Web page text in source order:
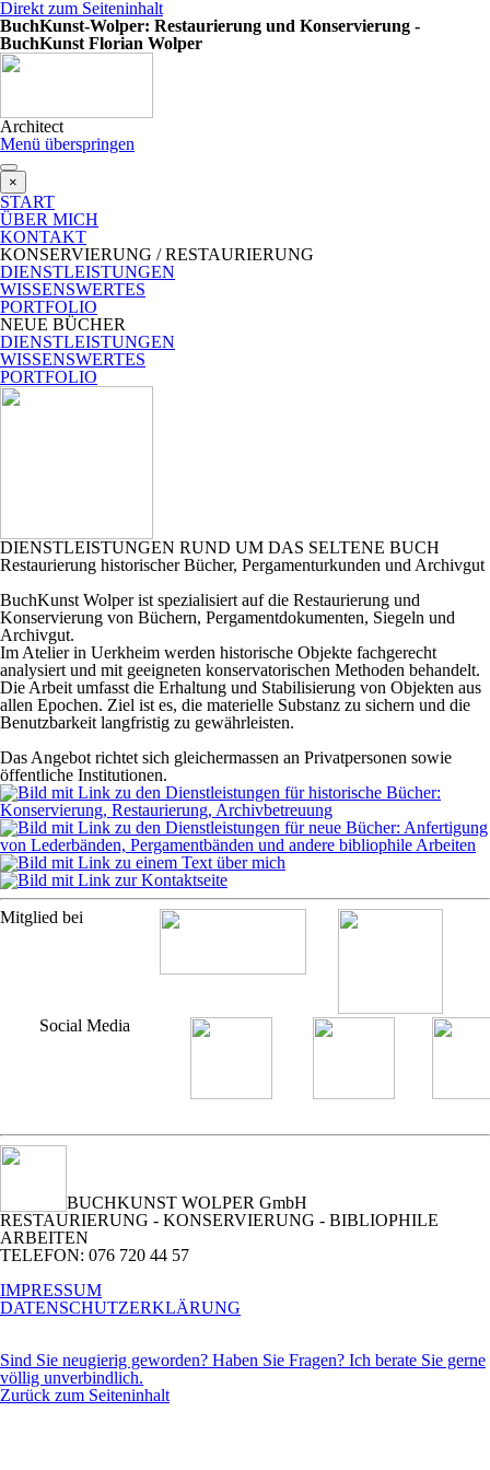
Direkt zum Seiteninhalt
BuchKunst-Wolper: Restaurierung und Konservierung -
BuchKunst Florian Wolper
Architect
Menü überspringen
×
START
ÜBER MICH
KONTAKT
KONSERVIERUNG / RESTAURIERUNG
DIENSTLEISTUNGEN
WISSENSWERTES
PORTFOLIO
NEUE BÜCHER
DIENSTLEISTUNGEN
WISSENSWERTES
PORTFOLIO
DIENSTLEISTUNGEN RUND UM DAS SELTENE BUCH
Restaurierung historischer Bücher, Pergamenturkunden und Archivgut
BuchKunst Wolper ist spezialisiert auf die Restaurierung und
Konservierung von Büchern, Pergamentdokumenten, Siegeln und
Archivgut.
Im Atelier in Uerkheim werden historische Objekte fachgerecht
analysiert und mit geeigneten konservatorischen Methoden behandelt.
Die Arbeit umfasst die Erhaltung und Stabilisierung von Objekten aus
allen Epochen. Ziel ist es, die materielle Substanz zu sichern und die
Benutzbarkeit langfristig zu gewährleisten.
Das Angebot richtet sich gleichermassen an Privatpersonen sowie
öffentliche Institutionen.
Mitglied bei
Social Media
BUCHKUNST WOLPER GmbH
RESTAURIERUNG - KONSERVIERUNG - BIBLIOPHILE
ARBEITEN
TELEFON: 076 720 44 57
IMPRESSUM
DATENSCHUTZERKLÄRUNG
Sind Sie neugierig geworden? Haben Sie Fragen? Ich berate Sie gerne
völlig unverbindlich.
Zurück zum Seiteninhalt